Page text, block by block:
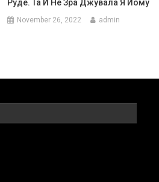
Руде. Та Й Не Зра Джувала Я Йому
November 26, 2022 admin